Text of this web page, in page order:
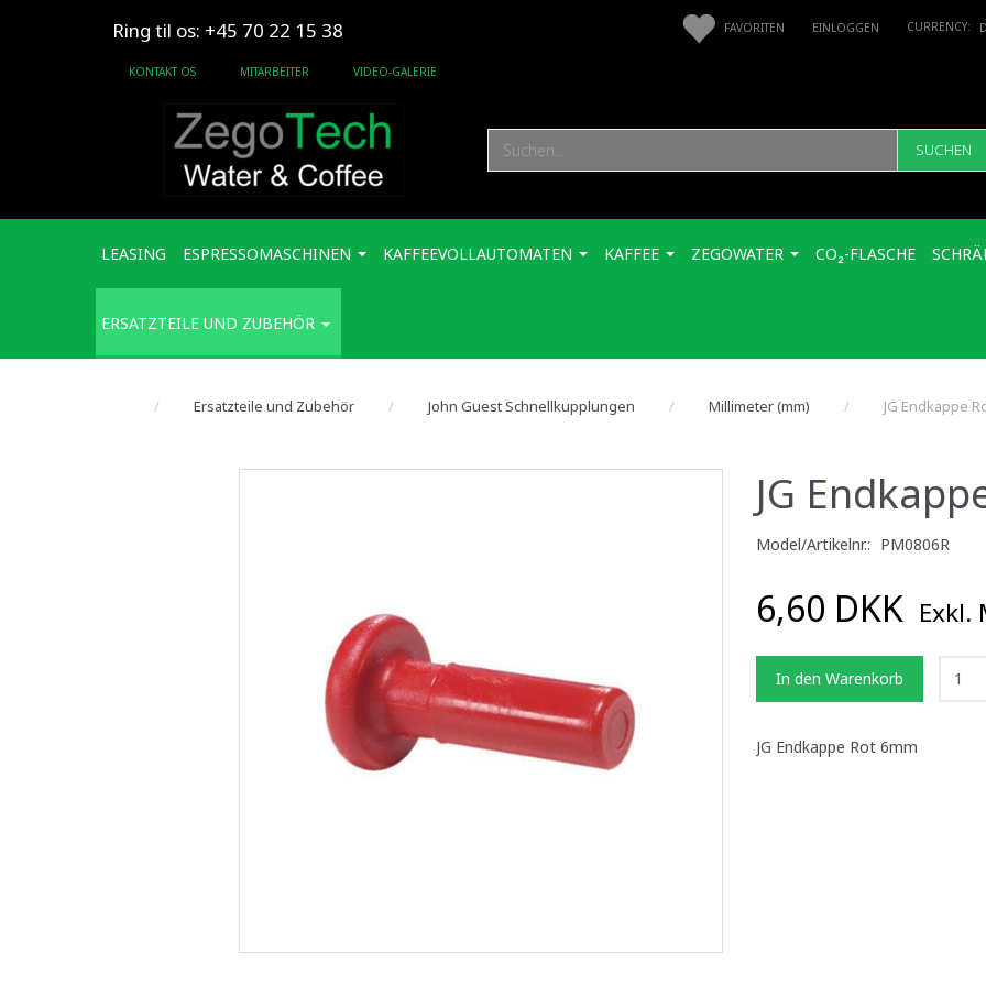
FAVORITEN EINLOGGEN
Ring til os: +45 70 22 15 38
KONTAKT OS MITARBEITER VIDEO-GALERIE
SUCHEN
LEASING ESPRESSOMASCHINEN KAFFEEVOLLAUTOMATEN KAFFEE ZEGOWATER CO₂-FLASCHE
ERSATZTEILE UND ZUBEHÖR
Ersatzteile und Zubehör John Guest Schnellkupplungen Millimeter (mm) JG Endkappe
JG
Model/Artikelnr.: PM0806R
6,60 DKK Exkl.
In den Warenkorb
JG Endkappe Rot 6mm